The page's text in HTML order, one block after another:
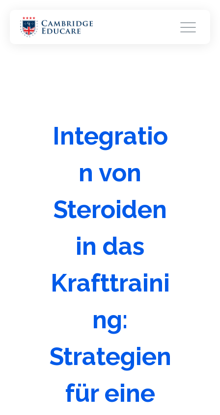
Integratio
n von
Steroiden
in das
Krafttraini
ng:
Strategien
für eine